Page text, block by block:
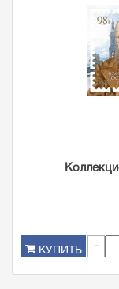
КУПИТЬ -